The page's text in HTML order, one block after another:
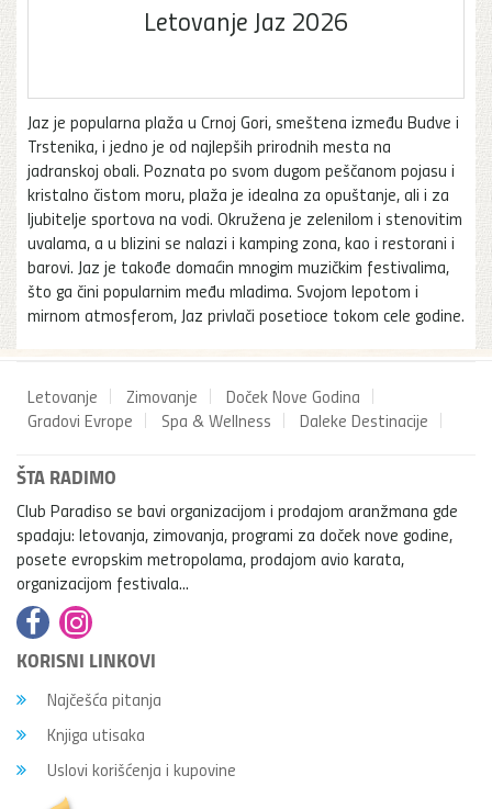
Letovanje Jaz 2026
Jaz je popularna plaža u Crnoj Gori, smeštena između Budve i
Trstenika, i jedno je od najlepših prirodnih mesta na
jadranskoj obali. Poznata po svom dugom peščanom pojasu i
kristalno čistom moru, plaža je idealna za opuštanje, ali i za
ljubitelje sportova na vodi. Okružena je zelenilom i stenovitim
uvalama, a u blizini se nalazi i kamping zona, kao i restorani i
barovi. Jaz je takođe domaćin mnogim muzičkim festivalima,
što ga čini popularnim među mladima. Svojom lepotom i
mirnom atmosferom, Jaz privlači posetioce tokom cele godine.
Letovanje Zimovanje
Doček Nove Godina
Gradovi Evrope
Spa & Wellness Daleke Destinacije
ŠTA RADIMO
Club Paradiso se bavi organizacijom i prodajom aranžmana gde
spadaju: letovanja, zimovanja, programi za doček nove godine,
posete evropskim metropolama, prodajom avio karata,
organizacijom festivala...
KORISNI LINKOVI
Najčešća pitanja
Knjiga utisaka
Uslovi korišćenja i kupovine